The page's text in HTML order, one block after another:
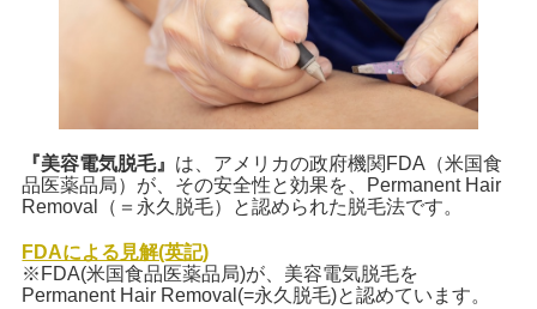
『美容電気脱毛』 は、アメリカの政府機関FDA（米国食
品医薬品局）が、その安全性と効果を、Permanent Hair
Removal（＝永久脱毛）と認められた脱毛法です。
FDAによる見解(英記)
※FDA(米国食品医薬品局)が、美容電気脱毛を
Permanent Hair Removal(=永久脱毛)と認めています。